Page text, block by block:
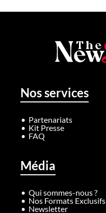
Nos services
Partenariats
Kit Presse
FAQ
Média
Qui sommes-nous ?
Nos Formats Exclusifs
Newsletter